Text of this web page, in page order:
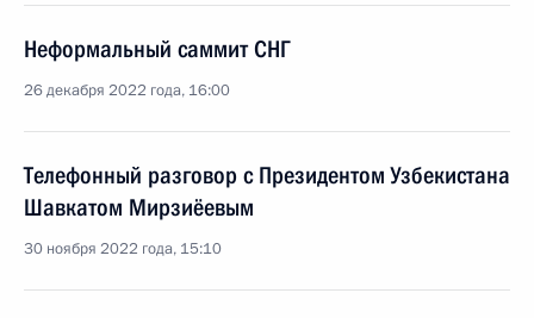
Неформальный саммит СНГ
26 декабря 2022 года, 16:00
Телефонный разговор с Президентом Узбекистана
Шавкатом Мирзиёевым
30 ноября 2022 года, 15:10